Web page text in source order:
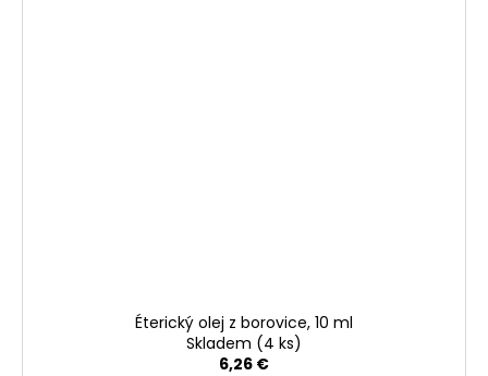
Éterický olej z borovice, 10 ml
Skladem (4 ks)
6,26 €